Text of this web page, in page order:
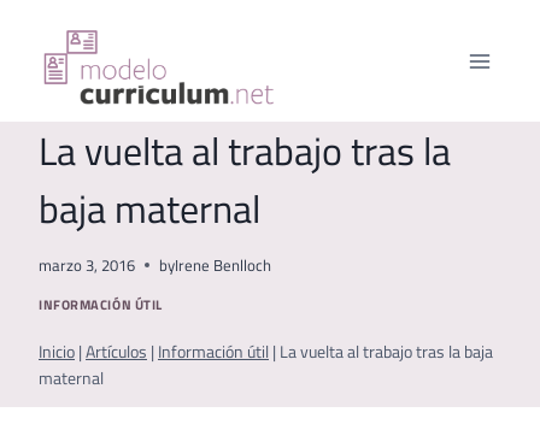
contenido
La vuelta al trabajo tras la
baja maternal
marzo 3, 2016 byIrene Benlloch
INFORMACIÓN ÚTIL
Inicio | Artículos | Información útil | La vuelta al trabajo tras la baja
maternal